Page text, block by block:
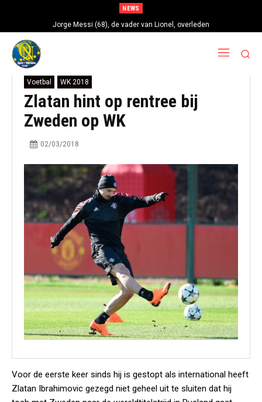
NEWS
Jorge Messi (68), de vader van Lionel, overleden
Voetbal WK 2018
Zlatan hint op rentree bij
Zweden op WK
02/03/2018
Voor de eerste keer sinds hij is gestopt als international heeft
Zlatan Ibrahimovic gezegd niet geheel uit te sluiten dat hij